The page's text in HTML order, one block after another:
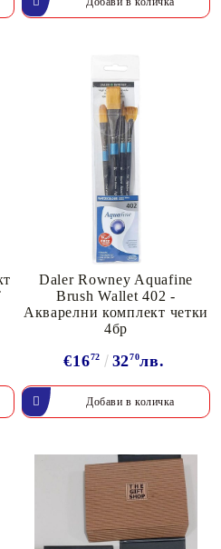
Daler Rowney Aquafine
Brush Wallet 402 -
Акварелни комплект четки
4бр
€1672 3270лв.